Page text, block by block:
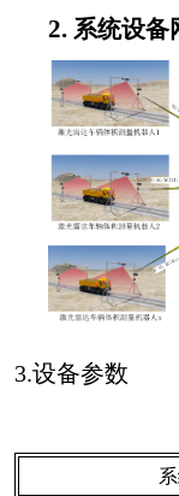
2. 系统设备
3.设备参数